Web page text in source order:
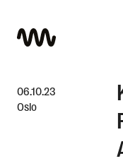
Hva leter
06.10.23
Oslo